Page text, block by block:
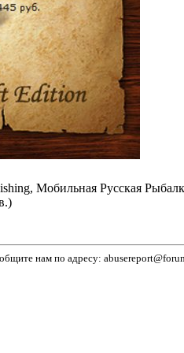
Мобильная Русская
нам по адресу: